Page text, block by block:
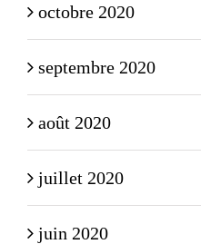
octobre 2020
septembre 2020
août 2020
juillet 2020
juin 2020